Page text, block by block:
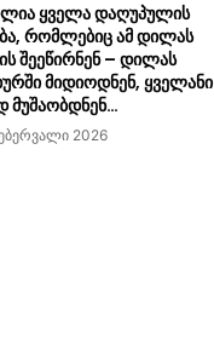
ყველა დაღუპულის
რომლებიც ამ დილას
შეეწირნენ – დილას
მიდიოდნენ, ყველანი
მუშაობდნენ…
2026